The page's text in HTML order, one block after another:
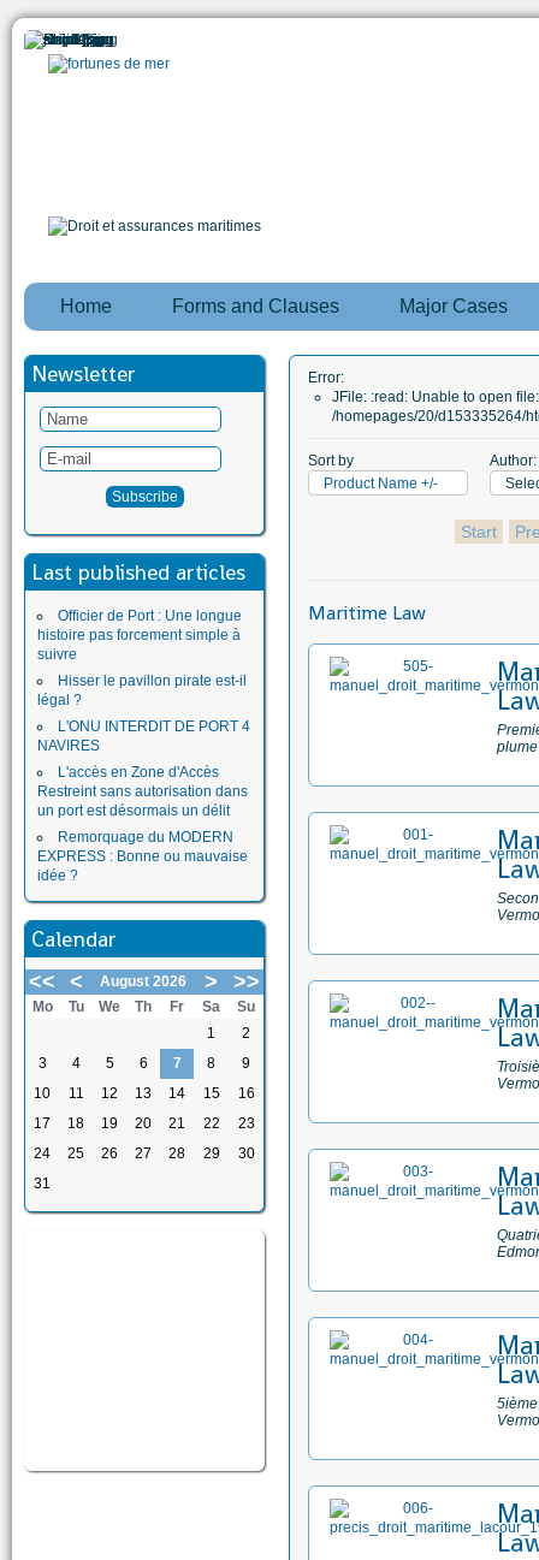
Home Forms and Clauses Major Cases
Newsletter
Last published articles
Officier de Port : Une longue
histoire pas forcement simple à
suivre
Hisser le pavillon pirate est-il
légal ?
L'ONU INTERDIT DE PORT 4
NAVIRES
L'accès en Zone d'Accès
Restreint sans autorisation dans
un port est désormais un délit
Remorquage du MODERN
EXPRESS : Bonne ou mauvaise
idée ?
Calendar
<< < August 2026 > >>
Mo Tu We Th Fr Sa
Su
1
2
3
4 5 6 7 8
9
10
11 12 13 14 15
16
17
18 19 20 21 22
23
24
25 26 27 28 29
30
31
Error:
JFile: :read: Unable to open file:
/homepages/20/d153335264/
Sort by
Product Name +/-
Author:
Start
Maritime Law